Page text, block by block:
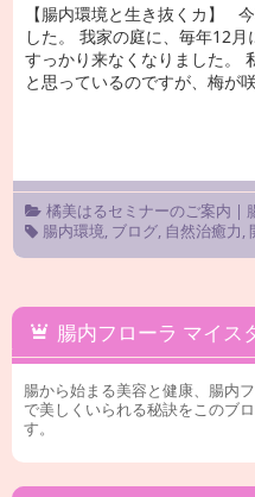
【腸内環境と生き抜くカ】
した。 我家の庭に、毎年12
すっかり来なくなりました。
と思っているのですが、梅が
橘美はるセミナーのご案内 |
腸内環境, ブログ, 自然治癒力,
腸内フローラ マイス
腸から始まる美容と健康、腸内
で美しくいられる秘訣をこのブ
す。